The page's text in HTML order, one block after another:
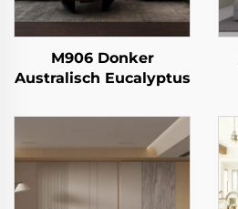
M906 Donker
Australisch Eucalyptus